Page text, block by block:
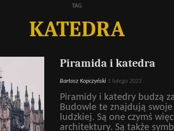
TAG
KATEDRA
Piramida i katedra
Bartosz Kopczyński 1 lutego 2023
Piramidy i katedry budzą
Budowle te znajdują
ludzkiej. Są one czymś
architektury. Są także